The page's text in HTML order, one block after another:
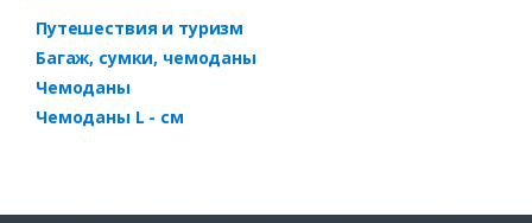
Путешествия и туризм
Багаж, сумки, чемоданы
Чемоданы
Чемоданы L - см